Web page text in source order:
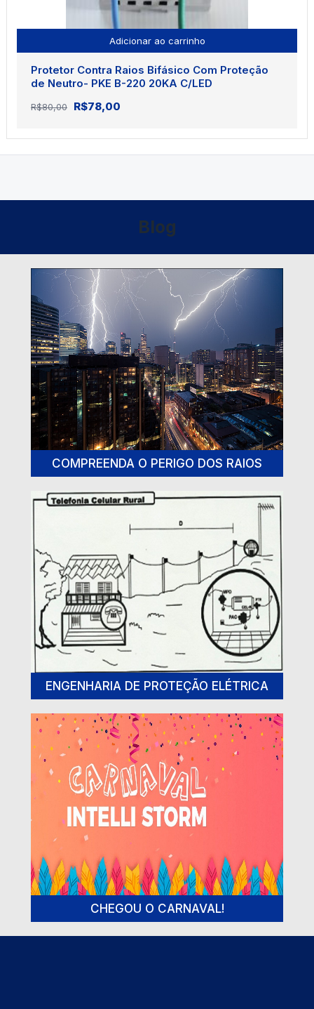
Adicionar ao carrinho
Protetor Contra Raios Bifásico Com Proteção
de Neutro- PKE B-220 20KA C/LED
R$80,00
O
original
era:
R$78,00
atual
é:
Blog
COMPREENDA O PERIGO DOS RAIOS
ENGENHARIA DE PROTEÇÃO ELÉTRICA
CHEGOU O CARNAVAL!